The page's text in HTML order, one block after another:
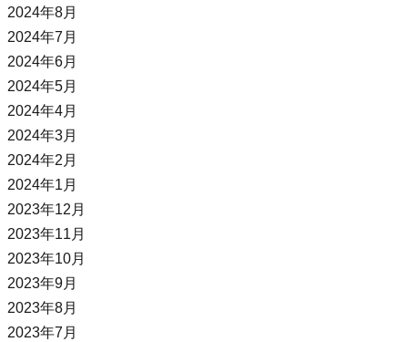
2024年8月
2024年7月
2024年6月
2024年5月
2024年4月
2024年3月
2024年2月
2024年1月
2023年12月
2023年11月
2023年10月
2023年9月
2023年8月
2023年7月